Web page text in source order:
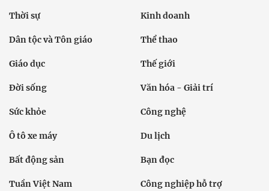
Thời sự Kinh doanh
Dân tộc và Tôn giáo Thể thao
Giáo dục Thế giới
Đời sống Văn hóa - Giải trí
Sức khỏe Công nghệ
Ô tô xe máy Du lịch
Bất động sản Bạn đọc
Tuần Việt Nam Công nghiệp hỗ trợ